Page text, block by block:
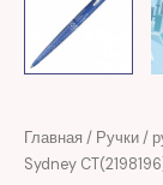
Главная / Ручки/
Sydney